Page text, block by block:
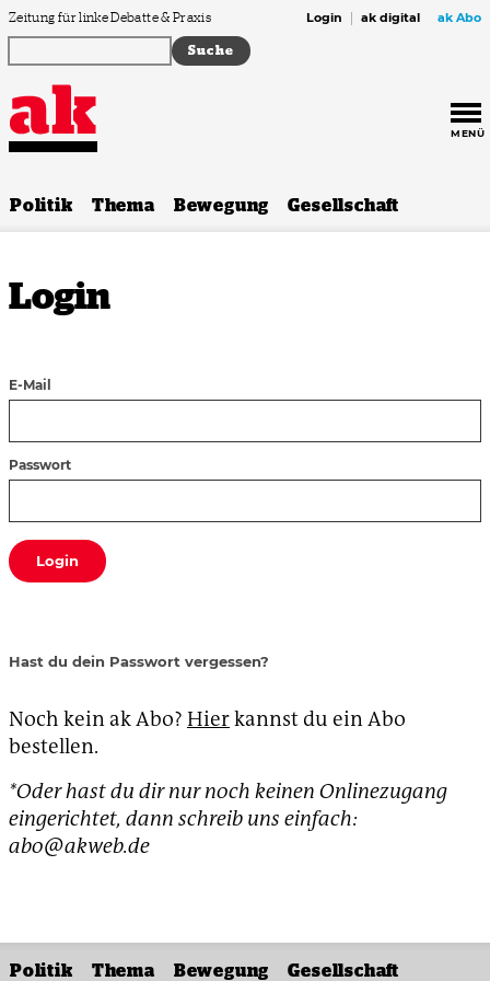
Zum Inhalt springen
Zeitung für linke Debatte & Praxis Login ak digital ak Abo
MENÜ
Politik Thema Bewegung Gesellschaft
Login
E-Mail
Passwort
Login
Hast du dein Passwort vergessen?
Noch kein ak Abo? Hierkannst du ein Abo
bestellen.
*Oder hast du dir nur noch keinen Onlinezugang
eingerichtet, dann schreib uns einfach:
abo@akweb.de
Politik Thema Bewegung Gesellschaft